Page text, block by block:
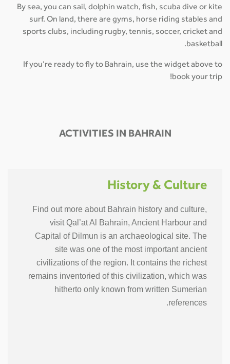
By sea, you can sail, dolphin watch, fish, scuba dive or kite
surf. On land, there are gyms, horse riding stables and
sports clubs, including rugby, tennis, soccer, cricket and
basketball.
If you’re ready to fly to Bahrain, use the widget above to
book your trip!
ACTIVITIES IN BAHRAIN
History & Culture
Find out more about Bahrain history and culture,
visit Qal’at Al Bahrain, Ancient Harbour and
Capital of Dilmun is an archaeological site. The
site was one of the most important ancient
civilizations of the region. It contains the richest
remains inventoried of this civilization, which was
hitherto only known from written Sumerian
references.